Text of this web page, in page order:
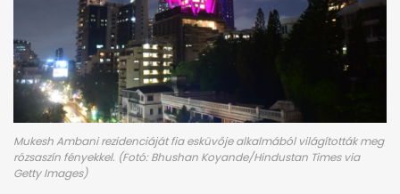
Mukesh Ambani rezidenciáját fia esküvője alkalmából világították meg
rózsaszín fényekkel. (Fotó: Bhushan Koyande/Hindustan Times via
Getty Images)